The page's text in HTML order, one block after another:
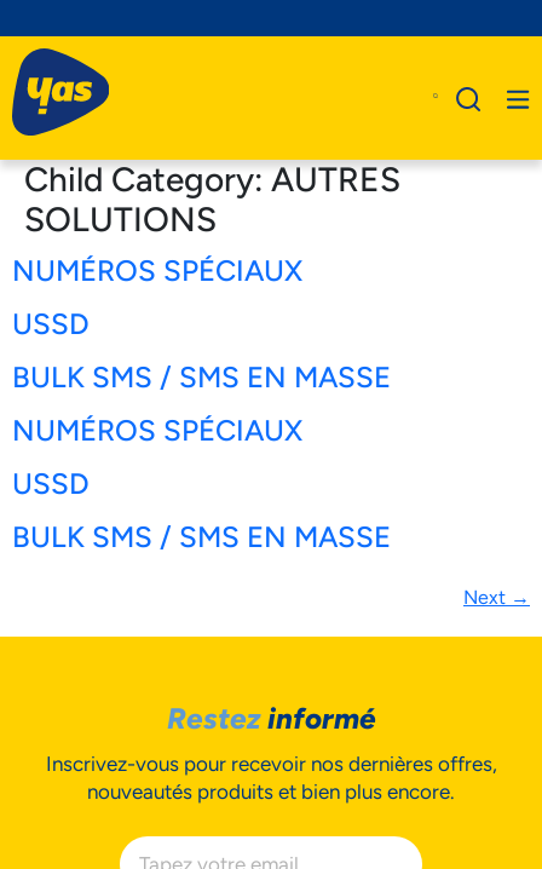
A Propos De Nous
Business
Child Category:AUTRES
SOLUTIONS
NUMÉROS SPÉCIAUX
USSD
BULK SMS / SMS EN MASSE
NUMÉROS SPÉCIAUX
USSD
BULK SMS / SMS EN MASSE
Next →
Restezinformé
Inscrivez-vous pour recevoir nos dernières offres,
nouveautés produits et bien plus encore.